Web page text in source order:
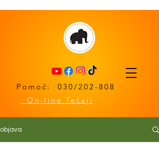
Pomoč: 030/202-808
On-line Tečaji
objava